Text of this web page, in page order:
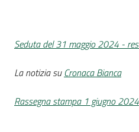
Seduta del 31 maggio 2024 -
La notizia suCronaca Bianca
Rassegna stampa 1 giugno 2024